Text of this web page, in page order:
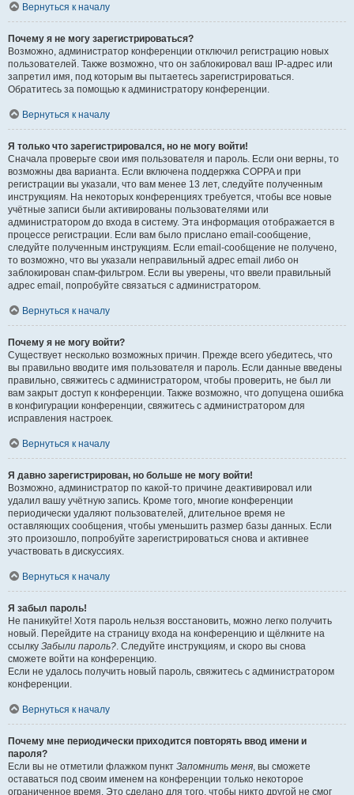
Вернуться к началу
Почему я не могу зарегистрироваться?
Возможно, администратор конференции отключил регистрацию новых
пользователей. Также возможно, что он заблокировал ваш IP-адрес или
запретил имя, под которым вы пытаетесь зарегистрироваться.
Обратитесь за помощью к администратору конференции.
Вернуться к началу
Я только что зарегистрировался, но не могу войти!
Сначала проверьте свои имя пользователя и пароль. Если они верны, то
возможны два варианта. Если включена поддержка COPPA и при
регистрации вы указали, что вам менее 13 лет, следуйте полученным
инструкциям. На некоторых конференциях требуется, чтобы все новые
учётные записи были активированы пользователями или
администратором до входа в систему. Эта информация отображается в
процессе регистрации. Если вам было прислано email-сообщение,
следуйте полученным инструкциям. Если email-сообщение не получено,
то возможно, что вы указали неправильный адрес email либо он
заблокирован спам-фильтром. Если вы уверены, что ввели правильный
адрес email, попробуйте связаться с администратором.
Вернуться к началу
Почему я не могу войти?
Существует несколько возможных причин. Прежде всего убедитесь, что
вы правильно вводите имя пользователя и пароль. Если данные введены
правильно, свяжитесь с администратором, чтобы проверить, не был ли
вам закрыт доступ к конференции. Также возможно, что допущена ошибка
в конфигурации конференции, свяжитесь с администратором для
исправления настроек.
Вернуться к началу
Я давно зарегистрирован, но больше не могу войти!
Возможно, администратор по какой-то причине деактивировал или
удалил вашу учётную запись. Кроме того, многие конференции
периодически удаляют пользователей, длительное время не
оставляющих сообщения, чтобы уменьшить размер базы данных. Если
это произошло, попробуйте зарегистрироваться снова и активнее
участвовать в дискуссиях.
Вернуться к началу
Я забыл пароль!
Не паникуйте! Хотя пароль нельзя восстановить, можно легко получить
новый. Перейдите на страницу входа на конференцию и щёлкните на
ссылку Забыли пароль?. Следуйте инструкциям, и скоро вы снова
сможете войти на конференцию.
Если не удалось получить новый пароль, свяжитесь с администратором
конференции.
Вернуться к началу
Почему мне периодически приходится повторять ввод имени и
пароля?
Если вы не отметили флажком пункт Запомнить меня, вы сможете
оставаться под своим именем на конференции только некоторое
ограниченное время. Это сделано для того, чтобы никто другой не смог